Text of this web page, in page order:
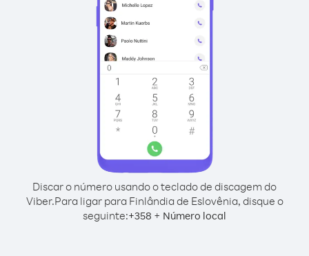
Discar o número usando o teclado de discagem do
Viber.Para ligar para Finlândia de Eslovênia, disque o
seguinte:+358 + Número local